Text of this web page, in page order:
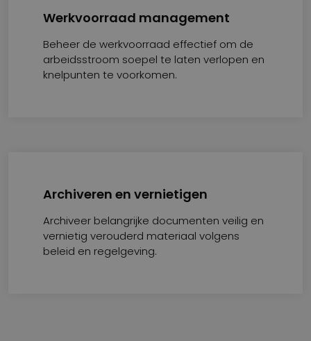
Werkvoorraad management
Beheer de werkvoorraad effectief om de
arbeidsstroom soepel te laten verlopen en
knelpunten te voorkomen.
Archiveren en vernietigen
Archiveer belangrijke documenten veilig en
vernietig verouderd materiaal volgens
beleid en regelgeving.